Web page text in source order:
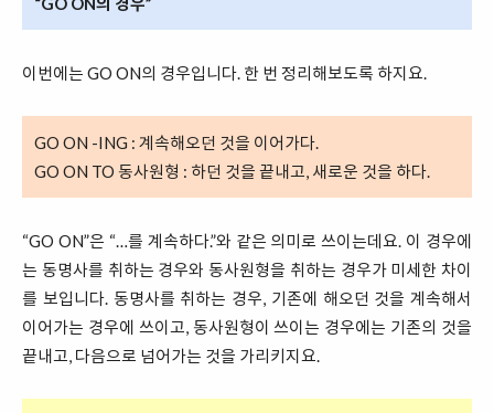
이번에는 GO ON의 경우입니다. 한 번 정리해보도록 하지요.
GO ON -ING : 계속해오던 것을 이어가다.
GO ON TO 동사원형 : 하던 것을 끝내고, 새로운 것을 하다.
“GO ON”은 “…를 계속하다.”와 같은 의미로 쓰이는데요. 이 경우에
는 동명사를 취하는 경우와 동사원형을 취하는 경우가 미세한 차이
를 보입니다. 동명사를 취하는 경우, 기존에 해오던 것을 계속해서
이어가는 경우에 쓰이고, 동사원형이 쓰이는 경우에는 기존의 것을
끝내고, 다음으로 넘어가는 것을 가리키지요.